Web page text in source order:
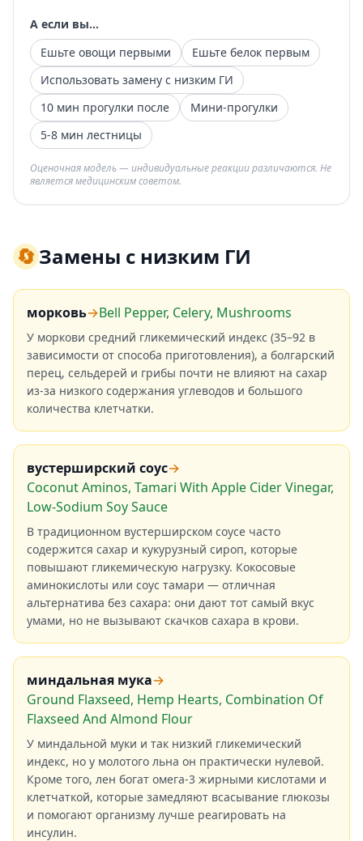
А если вы...
Ешьте овощи первыми
Ешьте белок первым
Использовать замену с низким ГИ
10 мин прогулки после
Мини-прогулки
5-8 мин лестницы
Оценочная модель — индивидуальные реакции различаются. Не
является медицинским советом.
🔄Замены с низким ГИ
морковь→Bell Pepper, Celery, Mushrooms
У моркови средний гликемический индекс (35–92 в
зависимости от способа приготовления), а болгарский
перец, сельдерей и грибы почти не влияют на сахар
из-за низкого содержания углеводов и большого
количества клетчатки.
вустерширский соус→
Coconut Aminos, Tamari With Apple Cider Vinegar,
Low-Sodium Soy Sauce
В традиционном вустерширском соусе часто
содержится сахар и кукурузный сироп, которые
повышают гликемическую нагрузку. Кокосовые
аминокислоты или соус тамари — отличная
альтернатива без сахара: они дают тот самый вкус
умами, но не вызывают скачков сахара в крови.
миндальная мука→
Ground Flaxseed, Hemp Hearts, Combination Of
Flaxseed And Almond Flour
У миндальной муки и так низкий гликемический
индекс, но у молотого льна он практически нулевой.
Кроме того, лен богат омега-3 жирными кислотами и
клетчаткой, которые замедляют всасывание глюкозы
и помогают организму лучше реагировать на
инсулин.